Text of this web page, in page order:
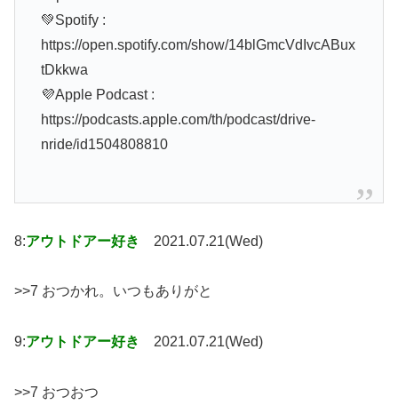
💚Spotify :
https://open.spotify.com/show/14blGmcVdIvcABux
tDkkwa
💜Apple Podcast :
https://podcasts.apple.com/th/podcast/drive-
nride/id1504808810
8:アウトドアー好き 2021.07.21(Wed)
>>7 おつかれ。いつもありがと
9:アウトドアー好き 2021.07.21(Wed)
>>7 おつおつ